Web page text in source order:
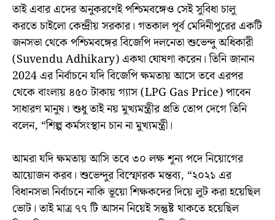
তাই এবার এদের অনুকরণেই পশ্চিমবঙ্গেও সেই সুবিধা চালু
করতে চাইলো কেন্দ্রীয় সরকার। গতকাল পূর্ব মেদিনীপুরের একটি
জনসভা থেকে পশ্চিমবঙ্গের বিজেপি দলনেতা শুভেন্দু অধিকারী
(Suvendu Adhikary) একথা ঘোষণা করেন। তিনি জানান
2024 এর নির্বাচনে যদি বিজেপি ক্ষমতায় আসে তবে এরপর
থেকে বাংলায় ৪৫০ টাকায় গ্যাস (LPG Gas Price) পাবেন
সাধারণ মানুষ। শুধু তাই নয় মুখ্যমন্ত্রীর প্রতি তোপ দেগে তিনি
বলেন, “শিল্প কর্মসংস্থান চান না মুখ্যমন্ত্রী।
আমরা যদি ক্ষমতায় আসি তবে ৩০ লক্ষ শূন্য পদে নিয়োগের
আয়োজন করব। শুভেন্দুর বিস্ফোরক মন্তব্য, “২০২১ এর
বিধানসভা নির্বাচনে নাকি ভূয়ো শিক্ষকদের দিয়ে লুট করা হয়েছিল
ভোট। তাই মাত্র ৭৭ টি আসন নিয়েই সন্তুষ্ট থাকতে হয়েছিল